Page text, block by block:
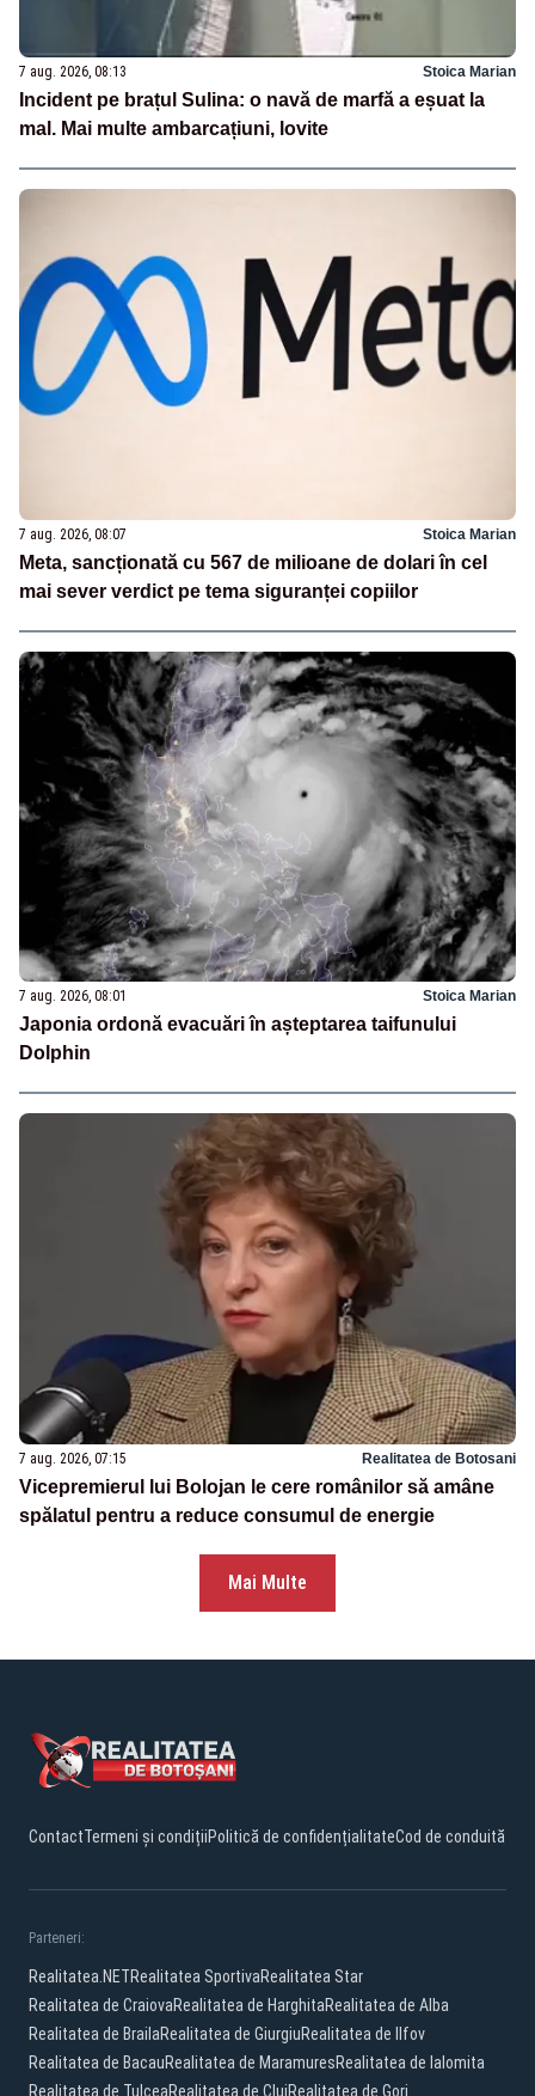
7 aug. 2026, 08:13 Stoica Marian
Incident pe brațul Sulina: o navă de marfă a eșuat la
mal. Mai multe ambarcațiuni, lovite
7 aug. 2026, 08:07 Stoica Marian
Meta, sancționată cu 567 de milioane de dolari în cel
mai sever verdict pe tema siguranței copiilor
7 aug. 2026, 08:01 Stoica Marian
Japonia ordonă evacuări în așteptarea taifunului
Dolphin
7 aug. 2026, 07:15 Realitatea de Botosani
Vicepremierul lui Bolojan le cere românilor să amâne
spălatul pentru a reduce consumul de energie
Mai Multe
ContactTermeni și condițiiPolitică de confidențialitateCod de conduită
Parteneri:
Realitatea.NETRealitatea SportivaRealitatea Star
Realitatea de CraiovaRealitatea de HarghitaRealitatea de Alba
Realitatea de BrailaRealitatea de GiurgiuRealitatea de Ilfov
Realitatea de BacauRealitatea de MaramuresRealitatea de Ialomita
Realitatea de TulceaRealitatea de ClujRealitatea de Gorj